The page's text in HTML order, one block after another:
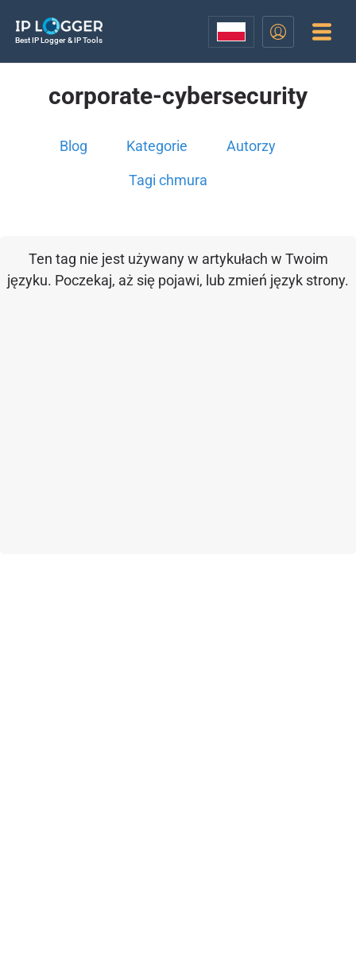
Best IP Logger & IP Tools
corporate-cybersecurity
Blog Kategorie Autorzy
Tagi chmura